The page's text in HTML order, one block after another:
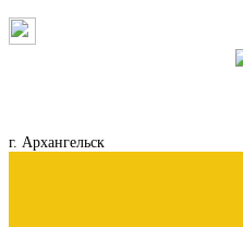
г. Архангельск